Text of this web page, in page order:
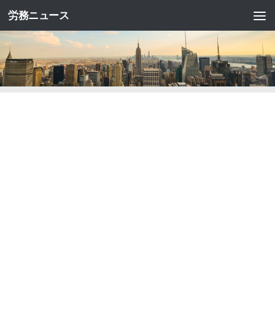
コンテンツへスキップ
労務ニュース